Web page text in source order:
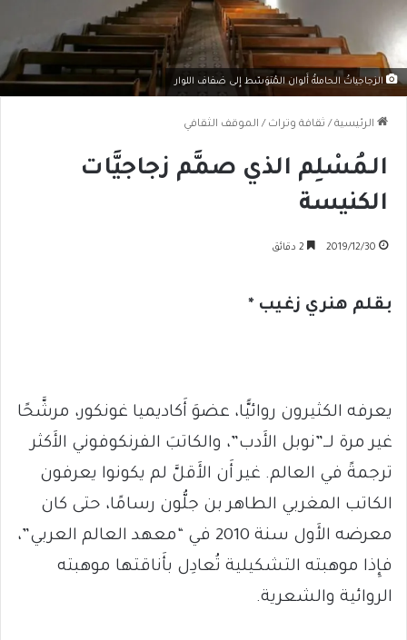
الزجاجياتُ الـحاملةُ أَلوان الـمُتوَسّط إِلى ضفاف اللوار
الرئيسية / ثقافة وتراث / الموقف الثقافي
الـمُسْلِم الذي صمَّم زجاجيَّات
الكنيسة
2019/12/30
بقلم هنري زغيب *
يعرفه الكثيرون روائيًّا، عضوَ أَكاديميا غونكور، مرشَّحًا
غير مرة لــ”نوبل الأَدب”، والكاتبَ الفرنكوفوني الأَكثر
ترجمةً في العالم. غير أَن الأَقلَّ لم يكونوا يعرفون
الكاتب المغربي الطاهر بن جلُّون رسامًا، حتى كان
معرضه الأَول سنة 2010 في “معهد العالم العربي”،
فإِذا موهبته التشكيلية تُعادِل بأَناقتها موهبته
الروائية والشعرية.